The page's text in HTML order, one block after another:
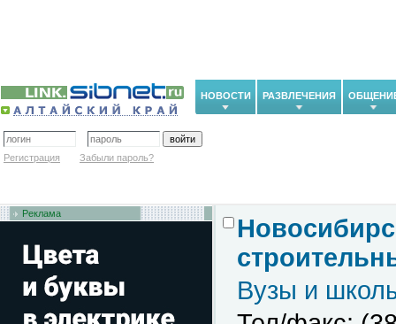
НОВОСТИ РАЗВЛЕЧЕНИЯ
Регистрация Забыли пароль?
Реклама
Вузы и